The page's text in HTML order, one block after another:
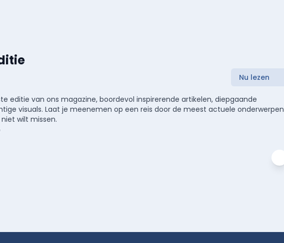
Nu lezen
editie van ons magazine, boordevol inspirerende artikelen, diepgaande
visuals. Laat je meenemen op een reis door de meest actuele onderwerpen
wilt missen.